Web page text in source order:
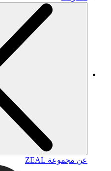
عن مجموعة ZEAL